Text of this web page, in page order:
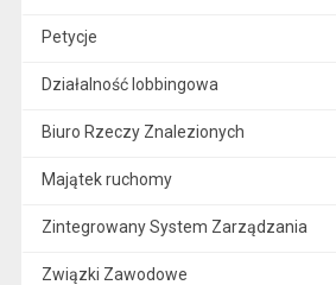
Petycje
Działalność lobbingowa
Biuro Rzeczy Znalezionych
Majątek ruchomy
Zintegrowany System Zarządzania
Związki Zawodowe